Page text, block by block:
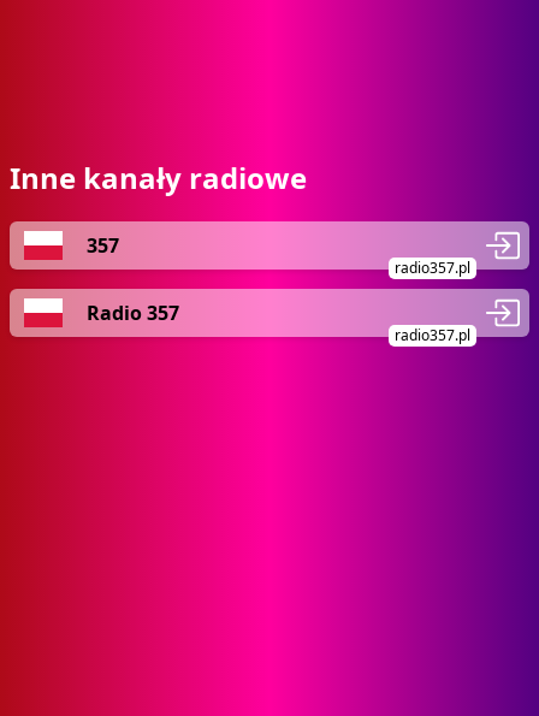
Inne kanały radiowe
357
radio357.pl
Radio 357
radio357.pl